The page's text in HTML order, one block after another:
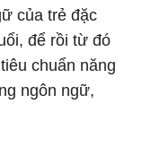
của trẻ đặc
để rồi từ đó
chuẩn năng
ngôn ngữ,